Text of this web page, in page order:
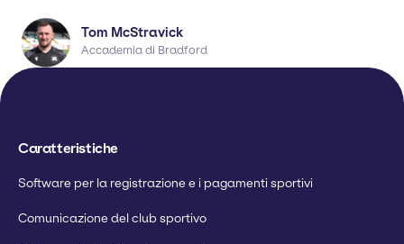
Tom McStravick
Accademia di Bradford
Caratteristiche
Software per la registrazione e i pagamenti sportivi
Comunicazione del club sportivo